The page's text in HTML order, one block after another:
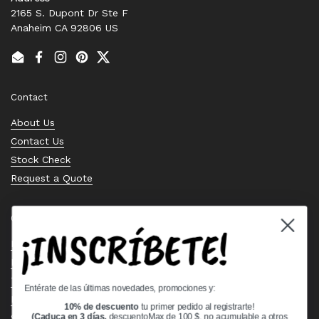
2165 S. Dupont Dr Ste F
Anaheim CA 92806 US
EmailFacebook
Instagram
PinterestTwitter
Contact
About Us
Contact Us
Stock Check
Request a Quote
Quick links
Bearing Knowledge Center
Privacy Policy
Terms & Conditions
¡INSCRÍBETE!
Entérate de las últimas novedades, promociones y:
10% de descuento tu primer pedido al registrarte!
(Caduca en 3 días,descuentoMax de 100 $, no acumulable a otros